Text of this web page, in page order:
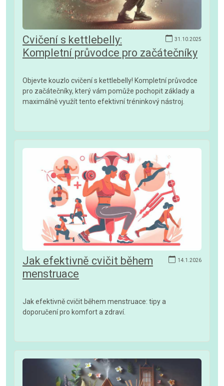
31.10.2025
Cvičení s kettlebelly:
Kompletní průvodce pro začátečníky
Objevte kouzlo cvičení s kettlebelly! Kompletní průvodce
pro začátečníky, který vám pomůže pochopit základy a
maximálně využít tento efektivní tréninkový nástroj.
14.1.2026
Jak efektivně cvičit během
menstruace
Jak efektivně cvičit během menstruace: tipy a
doporučení pro komfort a zdraví.